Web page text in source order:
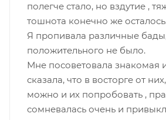
полегче стало, но вздутие ,
тошнота конечно же
Я пропивала различные бады,
положительного не было.
Мне посоветовала знакомая
сказала, что в восторге от
можно и их попробовать ,
сомневалась очень и